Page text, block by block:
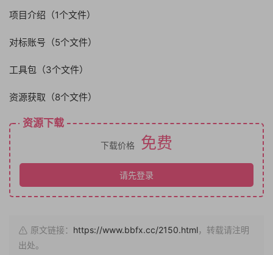
项目介绍（1个文件）
对标账号（5个文件）
工具包（3个文件）
资源获取（8个文件）
资源下载
下载价格 免费
请先登录
原文链接： https://www.bbfx.cc/2150.html，转载请注明
出处。